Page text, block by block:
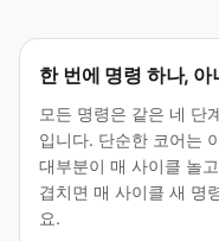
한 번에 명령 하나,
모든 명령은 같은 네 단
입니다. 단순한 코어는
대부분이 매 사이클 놀
겹치면 매 사이클 새 명
요.